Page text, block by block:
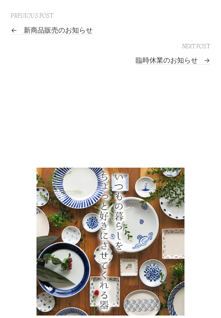
PREVIOUS POST
← 新商品販売のお知らせ
NEXT POST
臨時休業のお知らせ →